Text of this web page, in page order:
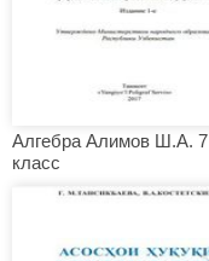
Алгебра Алимов Ш.А. 7
класс